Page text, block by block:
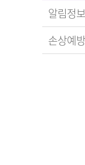
알림정보
손상예